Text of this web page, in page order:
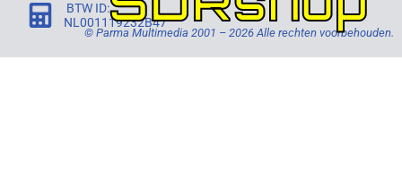
BTW ID:
NL001119232B47
© Parma Multimedia 2001 – 2026 Alle rechten voorbehouden.